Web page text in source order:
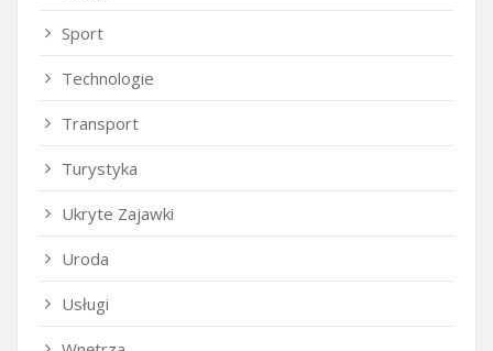
Sport
Technologie
Transport
Turystyka
Ukryte Zajawki
Uroda
Usługi